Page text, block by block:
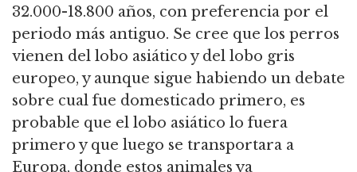
32.000-18.800 años, con preferencia por el
periodo más antiguo. Se cree que los perros
vienen del lobo asiático y del lobo gris
europeo, y aunque sigue habiendo un debate
sobre cual fue domesticado primero, es
probable que el lobo asiático lo fuera
primero y que luego se transportara a
Europa, donde estos animales ya